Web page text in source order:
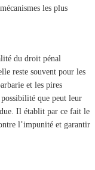
les plus
du droit pénal
reste souvent pour les
et les pires
que peut leur
Il établit par ce fait le
l’impunité et garantir